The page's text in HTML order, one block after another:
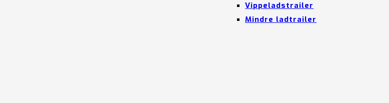
Vippeladstrailer
Mindre ladtrailer